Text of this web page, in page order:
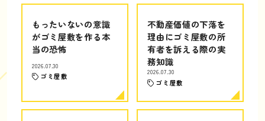
もったいないの意識
がゴミ屋敷を作る本
当の恐怖
2026.07.30
ゴミ屋敷
不動産価値の下落を
理由にゴミ屋敷の所
有者を訴える際の実
務知識
2026.07.30
ゴミ屋敷